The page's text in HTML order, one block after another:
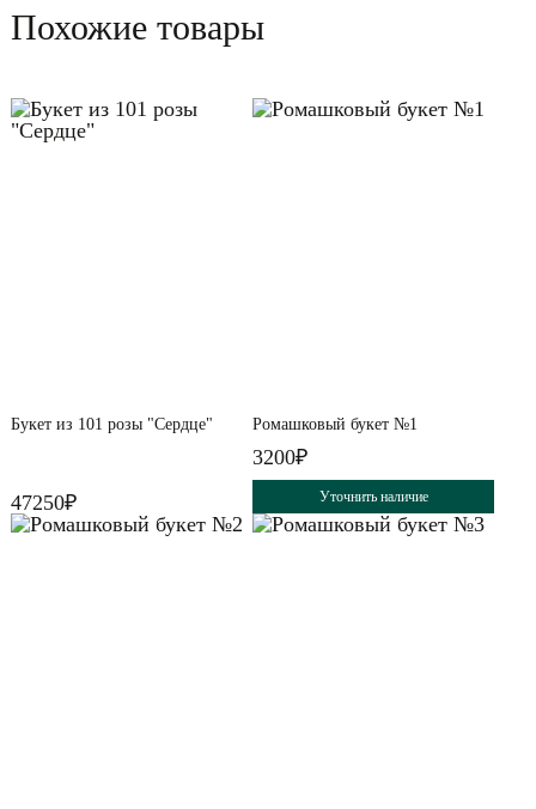
Похожие товары
Букет из 101 розы "Сердце"
47250₽
Ромашковый букет №1
3200₽
Уточнить наличие